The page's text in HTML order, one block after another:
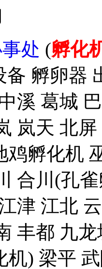
处 (孵化
备 孵卵器
溪 葛城
岚天 北
鸡孵化机
合川(孔
津 江北
丰都 九
机) 梁平